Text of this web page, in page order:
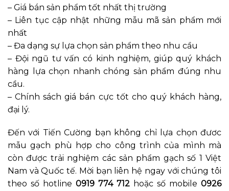
– Giá bán sản phẩm tốt nhất thị trường
– Liên tục cập nhật những mẫu mã sản phẩm mới
nhất
– Đa dạng sự lựa chọn sản phẩm theo nhu cầu
– Đội ngũ tư vấn có kinh nghiệm, giúp quý khách
hàng lựa chọn nhanh chóng sản phẩm đúng nhu
cầu.
– Chính sách giá bán cực tốt cho quý khách hàng,
đại lý.
Đến với Tiến Cường bạn không chỉ lựa chọn đươc
mẫu gạch phù hợp cho công trình của mình mà
còn được trải nghiệm các sản phẩm gạch số 1 Việt
Nam và Quốc tế. Mời bạn liên hệ ngay với chúng tôi
theo số hotline 0919 774 712 hoặc số mobile 0926